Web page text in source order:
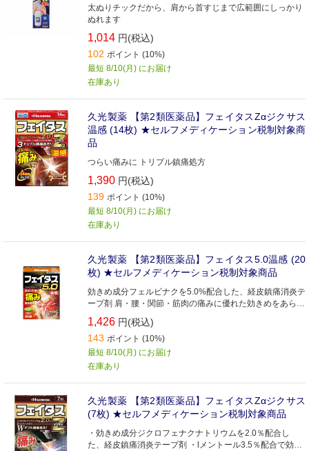
太ぬりチックだから、肩から首すじまで広範囲にしっかり
ぬれます
1,014 円(税込)
102 ポイント (10%)
最短 8/10(月) にお届け
在庫あり
久光製薬 【第2類医薬品】フェイタスZαジクサス
温感 (14枚) ★セルフメディケーション税制対象商
品
つらい痛みに トリプル鎮痛処方
1,390 円(税込)
139 ポイント (10%)
最短 8/10(月) にお届け
在庫あり
久光製薬 【第2類医薬品】フェイタス5.0温感 (20
枚) ★セルフメディケーション税制対象商品
効きめ成分フェルビナクを5.0%配合した、経皮鎮痛消炎テ
ープ剤 肩・腰・関節・筋肉の痛みに優れた効きめをあらわ
します
1,426 円(税込)
143 ポイント (10%)
最短 8/10(月) にお届け
在庫あり
久光製薬 【第2類医薬品】フェイタスZαジクサス
(7枚) ★セルフメディケーション税制対象商品
・効きめ成分ジクロフェナクナトリウムを2.0％配合し
た、経皮鎮痛消炎テープ剤 ・lメントール3.5％配合で効果